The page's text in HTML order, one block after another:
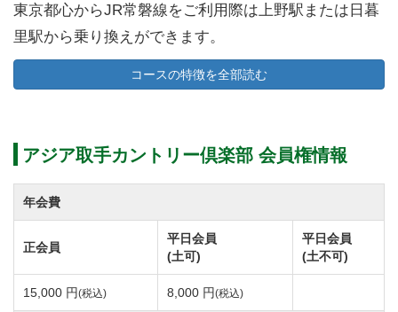
東京都心からJR常磐線をご利用際は上野駅または日暮
里駅から乗り換えができます。
上野～取手駅までの乗車時間は約50分、取手駅西口よ
りクラブバスまたはタクシーで約10分でゴルフ場へ到
アジア取手カントリー倶楽部の送迎は平日のみ予約が
必要となります。
送迎バスの運行時間や乗り場、ご予約につきましては
アジア取手CCに直接お問い合わせください。
アジア取手カントリー倶楽部へ車でお越しの場合は常
磐自動車道「谷和原IC」から約15分、国道294号線守
コースの特徴を全部読む
アジア取手カントリー倶楽部 会員権情報
年会費
正会員
平日会員
(土可)
平日会員
(土不可)
15,000 円(税込) 8,000 円(税込)